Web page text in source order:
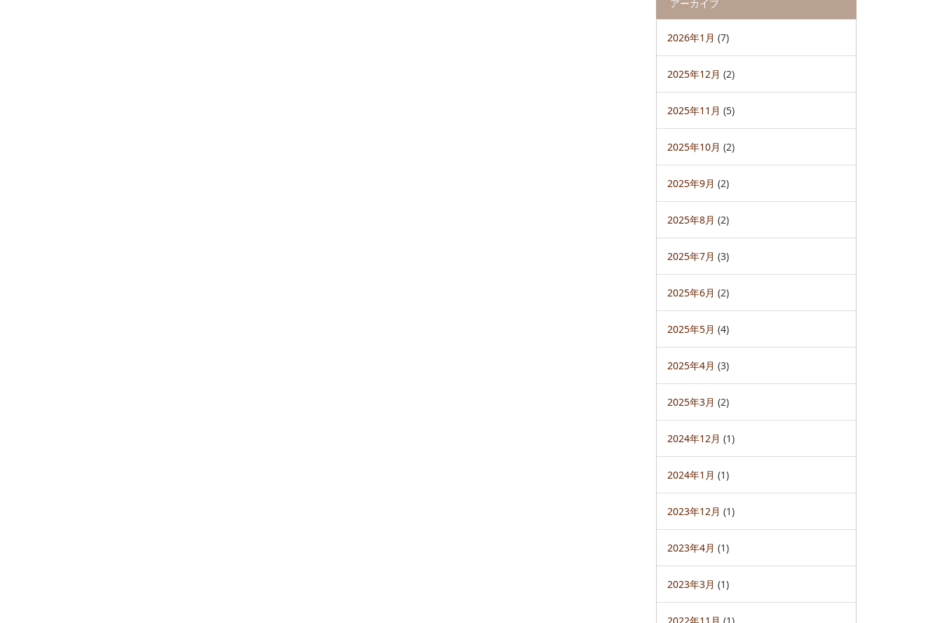
アーカイブ
2026年1月 (7)
2025年12月 (2)
2025年11月 (5)
2025年10月 (2)
2025年9月 (2)
2025年8月 (2)
2025年7月 (3)
2025年6月 (2)
2025年5月 (4)
2025年4月 (3)
2025年3月 (2)
2024年12月 (1)
2024年1月 (1)
2023年12月 (1)
2023年4月 (1)
2023年3月 (1)
2022年11月 (1)